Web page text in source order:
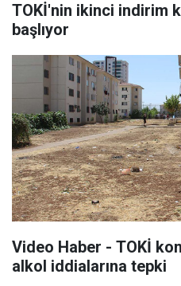
TOKİ'nin ikinci indirim
başlıyor
Video Haber - TOKİ
alkol iddialarına tepki